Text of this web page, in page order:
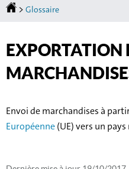
Accueil
> Glossaire
EXPORTATION
Envoi de marchandises à
Européenne(UE) vers un